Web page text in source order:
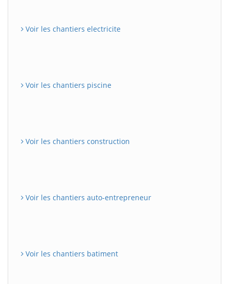
Voir les chantiers electricite
Voir les chantiers piscine
Voir les chantiers construction
Voir les chantiers auto-entrepreneur
Voir les chantiers batiment